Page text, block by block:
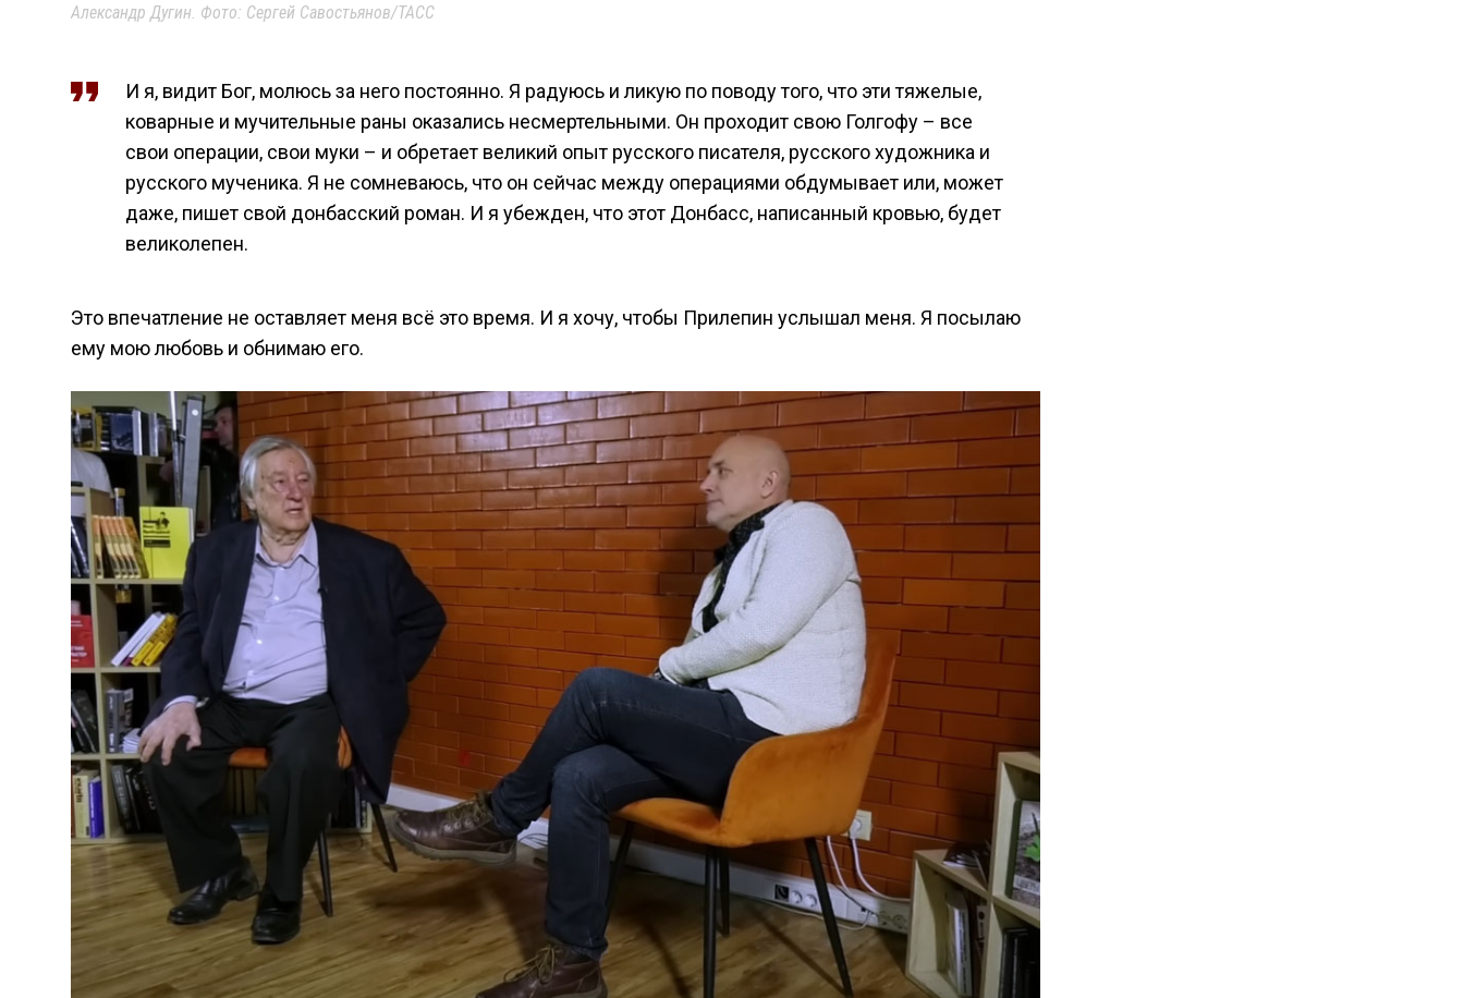
Александр Дугин. Фото: Сергей Савостьянов/ТАСС
И я, видит Бог, молюсь за него постоянно. Я радуюсь и ликую по поводу того, что эти тяжелые,
коварные и мучительные раны оказались несмертельными. Он проходит свою Голгофу – все
свои операции, свои муки – и обретает великий опыт русского писателя, русского художника и
русского мученика. Я не сомневаюсь, что он сейчас между операциями обдумывает или, может
даже, пишет свой донбасский роман. И я убежден, что этот Донбасс, написанный кровью, будет
великолепен.
Это впечатление не оставляет меня всё это время. И я хочу, чтобы Прилепин услышал меня. Я посылаю
ему мою любовь и обнимаю его.